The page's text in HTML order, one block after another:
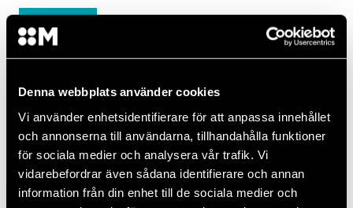
Denna webbplats använder cookies
Vi använder enhetsidentifierare för att anpassa innehållet
och annonserna till användarna, tillhandahålla funktioner
för sociala medier och analysera vår trafik. Vi
vidarebefordrar även sådana identifierare och annan
information från din enhet till de sociala medier och
Skadebesiktning
Auktoriserad för:
AudiBMWCUPRAFordMercedes-BenzNIOOpelPolestarMINISAABSEAT
Boka tid
Ring
Skademottagning